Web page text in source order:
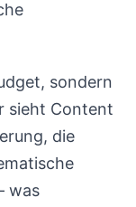
sondern
sieht Content
die
was